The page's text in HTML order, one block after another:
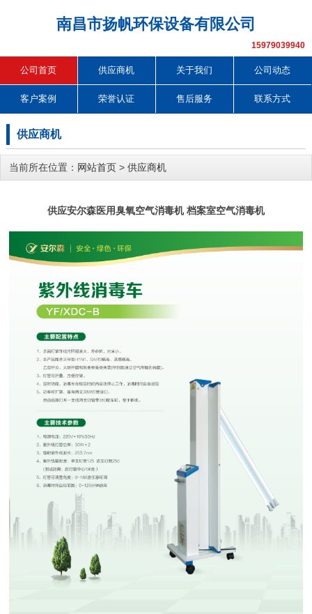
南昌市扬帆环保设备有限公司
15979039940
公司首页 供应商机 关于我们 公司动态
客户案例 荣誉认证 售后服务 联系方式
供应商机
当前所在位置： 网站首页 > 供应商机
供应安尔森医用臭氧空气消毒机 档案室空气消毒机